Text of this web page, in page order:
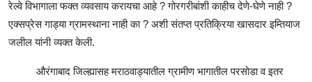
रेल्वे विभागाला फक्त व्यवसाय करायचा आहे ? गोरगरीबांशी काहीच देणे-घेणे नाही ?
एक्सप्रेस गाड्या ग्रामस्थाना नाही का ? अशी संतप्त प्रतिक्रिया खासदार इम्तियाज
जलील यांनी व्यक्त केली.
औरंगाबाद जिल्ह्यासह मराठवाड्यातील ग्रामीण भागातील परसोडा व इतर